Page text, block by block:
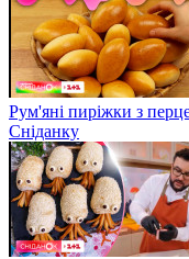
Рум'яні пиріжки з
Сніданку